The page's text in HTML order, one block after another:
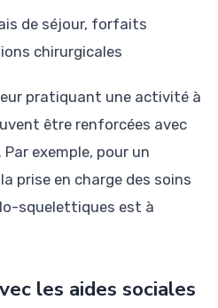
de séjour, forfaits
chirurgicales
pratiquant une activité à
être renforcées avec
exemple, pour un
prise en charge des soins
squelettiques est à
les aides sociales